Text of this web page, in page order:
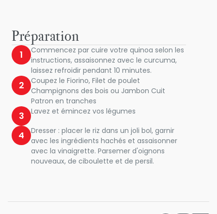
Préparation
1
Commencez par cuire votre quinoa selon les
instructions, assaisonnez avec le curcuma,
laissez refroidir pendant 10 minutes.
2
Coupez le Fiorino, Filet de poulet
Champignons des bois ou Jambon Cuit
Patron en tranches
3 Lavez et émincez vos légumes
4
Dresser : placer le riz dans un joli bol, garnir
avec les ingrédients hachés et assaisonner
avec la vinaigrette. Parsemer d'oignons
nouveaux, de ciboulette et de persil.